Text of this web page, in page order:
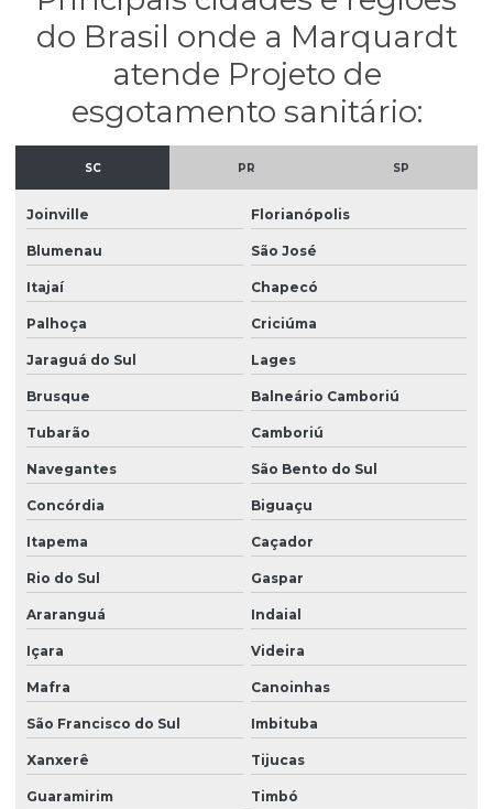
Projeto bloco estrutural
Projeto concreto armado
Projeto concreto armado em santa catarina
Projeto de concreto protendido
Projeto de esgotamento sanitário
Projeto estrutural alvenaria
Projeto estrutural apartamento
Projeto estrutural bloco de concreto
Projeto estrutural de casas
Projeto estrutural completo
Projeto estrutural completo em sp
Projeto estrutural em concreto armado
Projeto estrutural de concreto armado e fundações
Projeto estrutural de concreto armado para prédios
Projeto estrutural construção civil
do Brasil onde a Marquardt
atende Projeto de
esgotamento sanitário:
SC PR SP
Joinville Florianópolis
Blumenau São José
Itajaí Chapecó
Palhoça Criciúma
Jaraguá do Sul Lages
Brusque Balneário Camboriú
Tubarão Camboriú
Navegantes São Bento do Sul
Concórdia Biguaçu
Itapema Caçador
Rio do Sul Gaspar
Araranguá Indaial
Içara Videira
Mafra Canoinhas
São Francisco do Sul Imbituba
Xanxerê Tijucas
Guaramirim Timbó